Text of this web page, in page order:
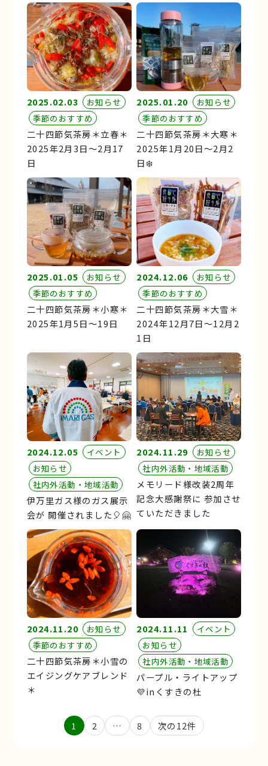
2025.02.03
お知らせ
季節のおすすめ
二十四節気茶房＊立春＊
2025年2月3日〜2月17
日
2025.01.20
お知らせ
季節のおすすめ
二十四節気茶房＊大寒＊
2025年1月20日〜2月2
日❄️
2025.01.05
お知らせ
季節のおすすめ
二十四節気茶房＊小寒＊
2025年1月5日〜19日
2024.12.06
お知らせ
季節のおすすめ
二十四節気茶房＊大雪＊
2024年12月7日〜12月2
1日
2024.12.05
イベント
お知らせ
社内外活動・地域活動
伊万里ガス様のガス展示
会が 開催されました🎈🤗
2024.11.29
お知らせ
社内外活動・地域活動
メモリード様改装2周年
記念大感謝祭に 参加させ
ていただきました
2024.11.20
お知らせ
季節のおすすめ
二十四節気茶房＊小雪の
エイジングケアブレンド
＊
2024.11.11
イベント
お知らせ
社内外活動・地域活動
パープル・ライトアップ
💜inくすきの杜
投
1 2 … 8 次の12件